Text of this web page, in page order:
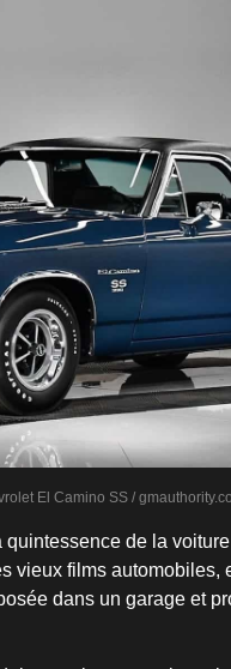
El Camino SS /
de la
vieux films automobiles,
dans un garage et